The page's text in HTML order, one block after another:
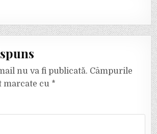
nu va fi publicată. Câmpurile
marcate cu *